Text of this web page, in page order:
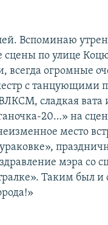
Вспоминаю
по улице
огромные
с танцующими
сладкая вата
20…» на
место
мэра со
Таким был и